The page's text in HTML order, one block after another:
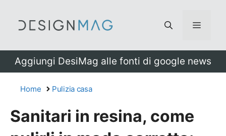
Menu
Aggiungi DesiMag alle fonti di google news
Home Pulizia casa
Sanitari in resina, come